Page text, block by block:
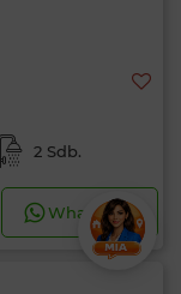
2 Sdb.
WhatsApp